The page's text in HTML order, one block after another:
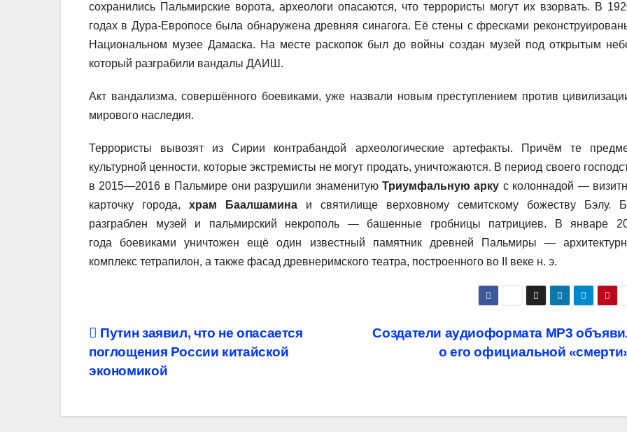
сохранились Пальмирские ворота, археологи опасаются, что террористы могут их взорвать. В
годах в Дура-Европосе была обнаружена древняя синагога. Её стены с фресками
Национальном музее Дамаска. На месте раскопок был до войны создан музей под открытым
который разграбили вандалы ДАИШ.
Акт вандализма, совершённого боевиками, уже назвали новым преступлением против
мирового наследия.
Террористы вывозят из Сирии контрабандой археологические артефакты. Причём те
культурной ценности, которые экстремисты не могут продать, уничтожаются. В период своего
в 2015—2016 в Пальмире они разрушили знаменитую Триумфальную арку с колоннадой —
карточку города, храм Баалшамина и святилище верховному семитскому божеству Бэлу.
разграблен музей и пальмирский некрополь — башенные гробницы патрициев. В январе
года боевиками уничтожен ещё один известный памятник древней Пальмиры —
комплекс тетрапилон, а также фасад древнеримского театра, построенного во II веке н. э.
Навигация
по
Создатели аудиоформата МР3
о его официальной
Путин заявил, что не опасается
поглощения России китайской
экономикой